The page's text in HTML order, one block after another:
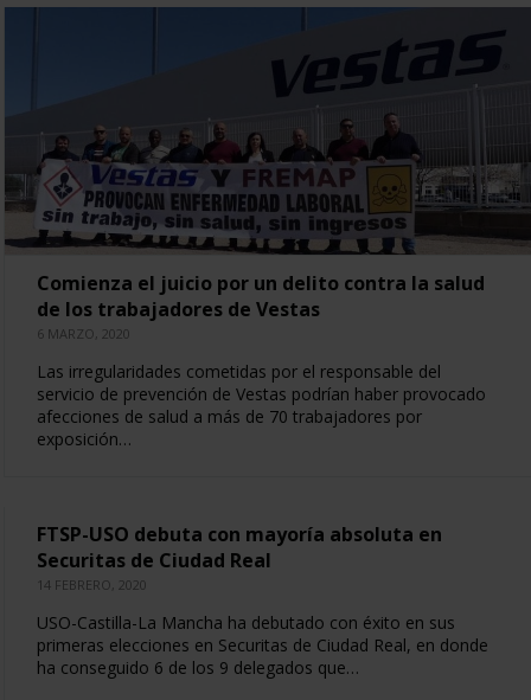
Comienza el juicio por un delito contra la salud
de los trabajadores de Vestas
6 MARZO, 2020
Las irregularidades cometidas por el responsable del
servicio de prevención de Vestas podrían haber provocado
afecciones de salud a más de 70 trabajadores por
exposición…
FTSP-USO debuta con mayoría absoluta en
Securitas de Ciudad Real
14 FEBRERO, 2020
USO-Castilla-La Mancha ha debutado con éxito en sus
primeras elecciones en Securitas de Ciudad Real, en donde
ha conseguido 6 de los 9 delegados que…